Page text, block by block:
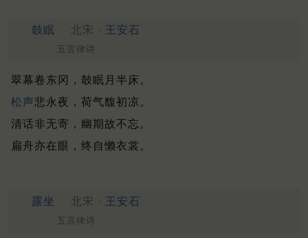
攲眠 北宋 · 王安石
五言律诗
翠幕卷东冈，攲眠月半床。
松声悲永夜，荷气馥初凉。
清话非无寄，幽期故不忘。
扁舟亦在眼，终自懒衣裳。
露坐 北宋 · 王安石
五言律诗